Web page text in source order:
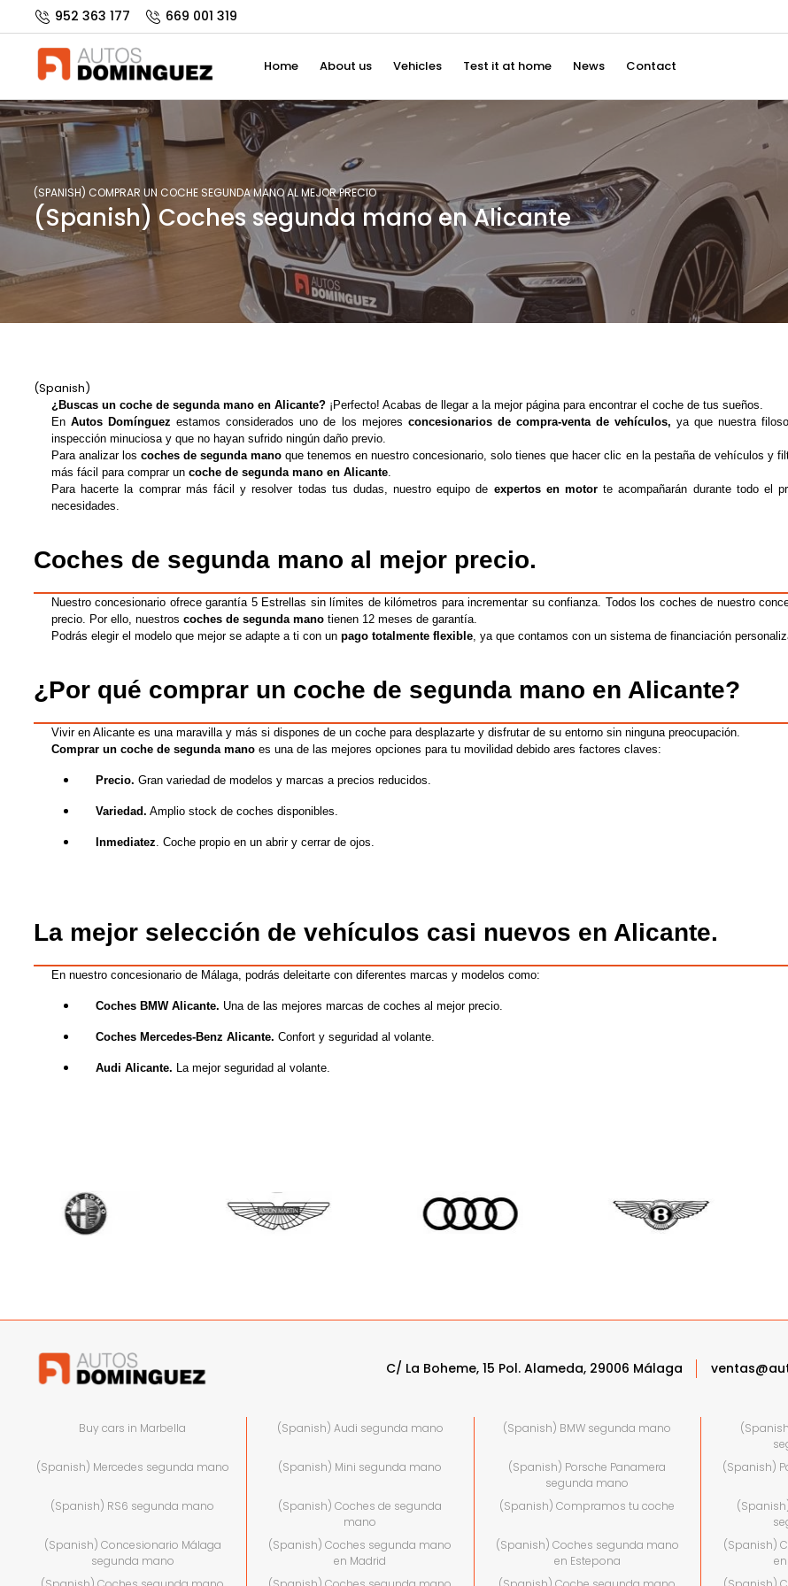
952 363 177 669 001 319
Home About us Vehicles Test it at home News Contact
(SPANISH) COMPRAR UN COCHE SEGUNDA MANO AL MEJOR PRECIO
(Spanish) Coches segunda mano en Alicante
(Spanish)
¿Buscas un coche de segunda mano en Alicante? ¡ Perfecto! Acabas de llegar a la mejor página para encontrar el coche de tus sueños.
EnAutos Domínguez estamos considerados uno de los mejores concesionarios de compra-venta de vehículos,ya que nuestra
inspección minuciosa y que no hayan sufrido ningún daño previo.
Para analizar loscoches de segunda mano que tenemos en nuestro concesionario,solo tienes que hacer clic en la pestaña de vehículos y f
más fácil para comprar un coche de segunda mano en Alicante.
Para hacerte la comprar más fácil y resolver todas tus dudas, nuestroequipo de expertos en motor te acompañarán durante todo el
necesidades.
Coches de segunda mano al mejor precio.
Nuestro concesionario ofrece garantía 5 Estrellas sin límites de kilómetros para incrementar su confianza. Todos los coches de nuestro
precio. Por ello, nuestros coches de segunda mano tienen 12 meses de garantía.
Podrás elegir el modelo que mejor se adapte a ti con un pago totalmente flexible, ya que contamos con un sistema de financiación
¿Por qué comprar un coche de segunda mano en Alicante?
Vivir en Alicante es una maravilla y más si dispones de un coche para desplazarte y disfrutar de su entorno sin ninguna preocupación.
Comprar un coche de segunda mano es una de las mejores opciones para tu movilidad debido ares factores claves:
Precio. Gran variedad de modelos y marcas a precios reducidos.
Variedad. Amplio stock de coches disponibles.
Inmediatez. Coche propio en un abrir y cerrar de ojos.
La mejor selección de vehículos casi nuevos en Alicante.
En nuestro concesionario de Málaga, podrás deleitarte con diferentes marcas y modelos como:
Coches BMW Alicante. Una de las mejores marcas de coches al mejor precio.
Coches Mercedes-Benz Alicante. Confort y seguridad al volante.
Audi Alicante. Lamejor seguridad al volante.
C/ La Boheme, 15 Pol. Alameda, 29006 Málaga
Buy cars in Marbella (Spanish) Audi segunda mano (Spanish) BMW segunda mano
(Spanish) Mercedes segunda mano (Spanish) Mini segunda mano
(Spanish) Porsche Panamera
segunda mano
(Spanish)
(Spanish) RS6 segunda mano
(Spanish) Coches de segunda
mano
(Spanish) Compramos tu coche
(Spanish) Concesionario Málaga
segunda mano
(Spanish) Coches segunda mano
en Madrid
(Spanish) Coches segunda mano
en Estepona
(Spanish)